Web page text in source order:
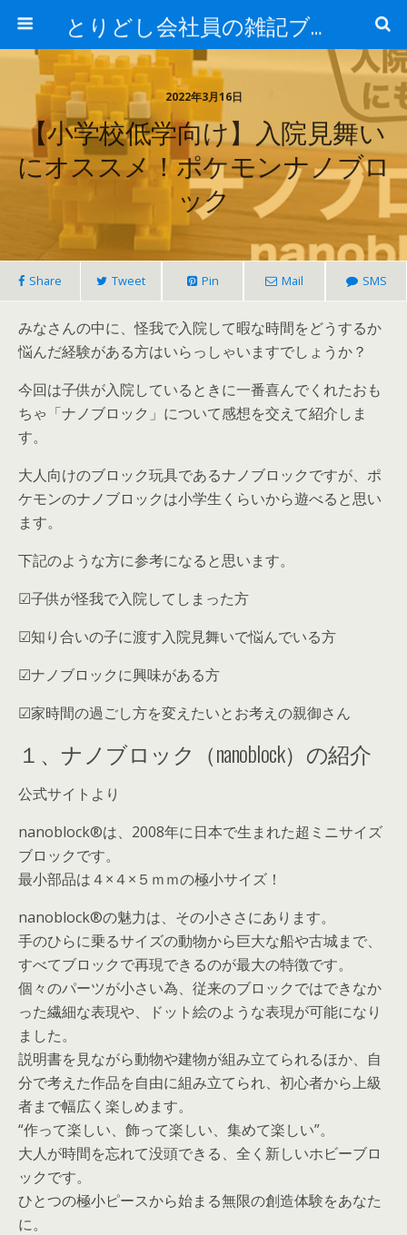
とりどし会社員の雑記ブログ
2022年3月16日
【小学校低学向け】入院見舞い
にオススメ！ポケモンナノブロ
ック
Share Tweet Pin Mail SMS
みなさんの中に、怪我で入院して暇な時間をどうするか
悩んだ経験がある方はいらっしゃいますでしょうか？
今回は子供が入院しているときに一番喜んでくれたおも
ちゃ「ナノブロック」 について感想を交えて紹介しま
す。
大人向けのブロック玩具であるナノブロックですが、 ポ
ケモンのナノブロックは小学生くらいから遊べると思い
ます。
下記のような方に参考になると思います。
☑︎子供が怪我で入院してしまった方
☑︎知り合いの子に渡す入院見舞いで悩んでいる方
☑︎ナノブロックに興味がある方
☑︎家時間の過ごし方を変えたいとお考えの親御さん
１、ナノブロック（nanoblock）の紹介
公式サイトより
nanoblock®は、2008年に日本で生まれた超ミニサイズ
ブロックです。
最小部品は４×４×５ｍｍの極小サイズ！
nanoblock®の魅力は、その小ささにあります。
手のひらに乗るサイズの動物から巨大な船や古城まで、
すべてブロックで再現できるのが最大の特徴です。
個々のパーツが小さい為、従来のブロックではできなか
った繊細な表現や、ドット絵のような表現が可能になり
ました。
説明書を見ながら動物や建物が組み立てられるほか、自
分で考えた作品を自由に組み立てられ、初心者から上級
者まで幅広く楽しめます。
“作って楽しい、飾って楽しい、集めて楽しい”。
大人が時間を忘れて没頭できる、全く新しいホビーブロ
ックです。
ひとつの極小ピースから始まる無限の創造体験をあなた
に。